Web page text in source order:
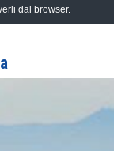
dal browser.